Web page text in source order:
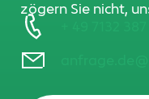
zögern Sie nicht,